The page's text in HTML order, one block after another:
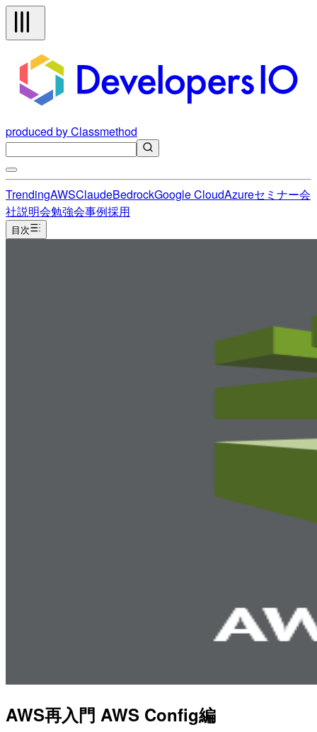
produced by Classmethod
TrendingAWSClaudeBedrockGoogle CloudAzureセミナー会
社説明会勉強会事例採用
目次
AWS再入門 AWS Config編